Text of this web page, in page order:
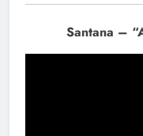
Santana –